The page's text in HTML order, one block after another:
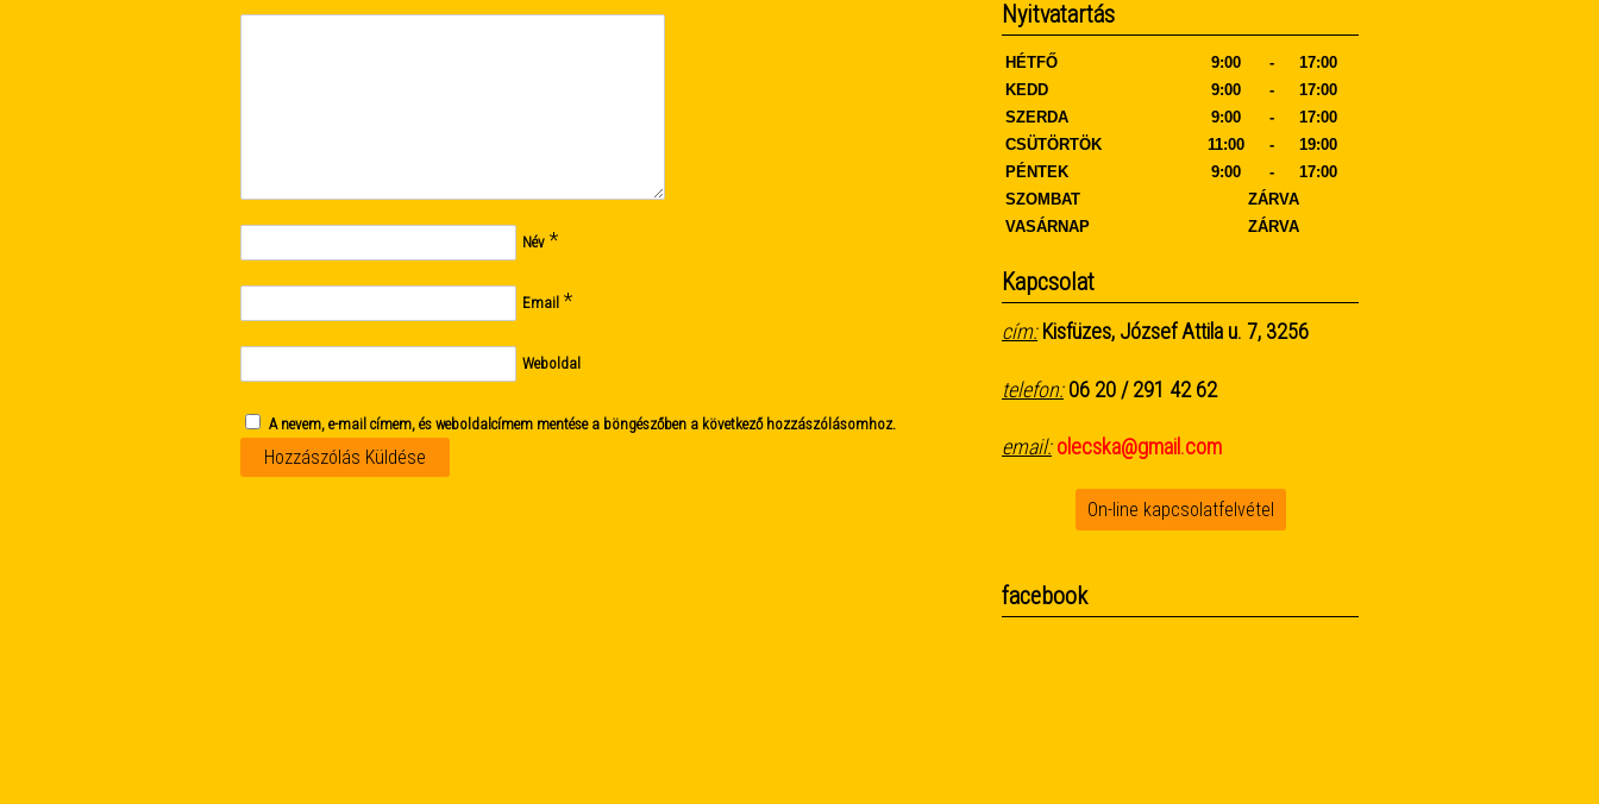
Név *
Email *
Weboldal
A nevem, e-mail címem, és weboldalcímem mentése a böngészőben a következő hozzászólásomhoz.
Nyitvatartás
HÉTFŐ 9:00 -
17:00
KEDD
9:00 -
17:00
SZERDA
9:00 -
17:00
CSÜTÖRTÖK
11:00 -
19:00
PÉNTEK
9:00 -
17:00
SZOMBAT
ZÁRVA
VASÁRNAP
ZÁRVA
Kapcsolat
cím: Kisfüzes, József Attila u. 7, 3256
telefon: 06 20 / 291 42 62
email: olecska@gmail.com
On-line kapcsolatfelvétel
facebook